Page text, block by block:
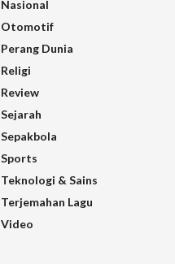
Nasional
Otomotif
Perang Dunia
Religi
Review
Sejarah
Sepakbola
Sports
Teknologi & Sains
Terjemahan Lagu
Video